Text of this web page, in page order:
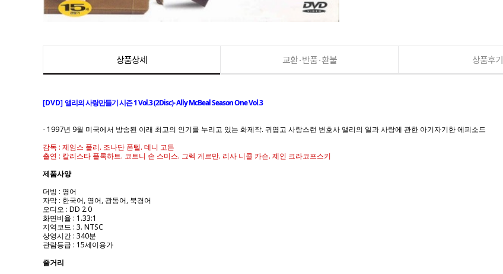
상품상세 교환·반품·환불 상품후기
[DVD]앨리의 사랑만들기 시즌 1 Vol.3 (2Disc)- Ally McBeal Season One Vol.3
- 1997년 9월 미국에서 방송된 이래 최고의 인기를 누리고 있는 화제작. 귀엽고 사랑스런 변호사 앨리의 일과 사랑에 관한 아기자기한 에피소드
감독 : 제임스 폴리. 조나단 폰텔. 데니 고든
출연 : 칼리스타 플록하트. 코트니 손 스미스. 그렉 게르만. 리사 니콜 카슨. 제인 크라코프스키
제품사양
더빙 : 영어
자막 : 한국어, 영어, 광동어, 북경어
오디오 : DD 2.0
화면비율 : 1.33:1
지역코드 : 3. NTSC
상영시간 : 340분
관람등급 : 15세이용가
줄거리